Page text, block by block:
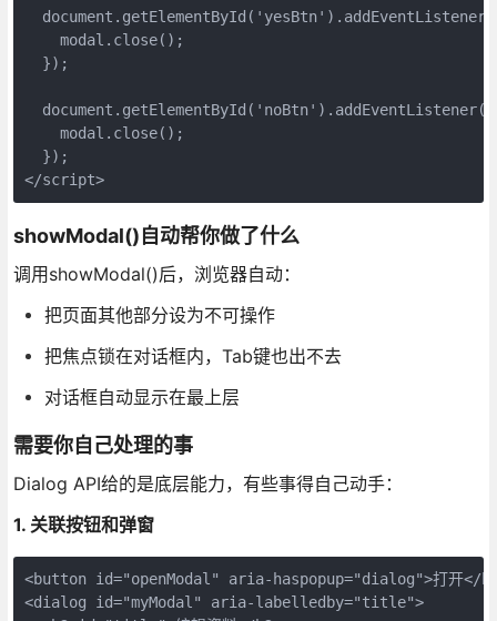
    modal.close();
  });
    modal.close();
  });
</script>
showModal()自动帮你做了什么
调用showModal()后，浏览器自动：
把页面其他部分设为不可操作
把焦点锁在对话框内，Tab键也出不去
对话框自动显示在最上层
需要你自己处理的事
Dialog API给的是底层能力，有些事得自己动手：
1. 关联按钮和弹窗
<button id="openModal" aria-haspopup="dialog">打开</
<dialog id="myModal" aria-labelledby="title">